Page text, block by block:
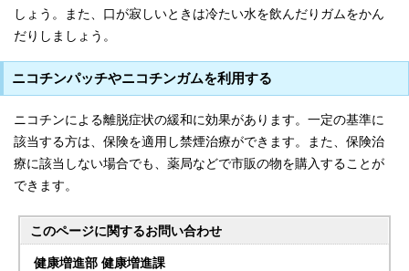
しょう。また、口が寂しいときは冷たい水を飲んだりガムをかん
だりしましょう。
ニコチンパッチやニコチンガムを利用する
ニコチンによる離脱症状の緩和に効果があります。一定の基準に
該当する方は、保険を適用し禁煙治療ができます。また、保険治
療に該当しない場合でも、薬局などで市販の物を購入することが
できます。
このページに関するお問い合わせ
健康増進部 健康増進課